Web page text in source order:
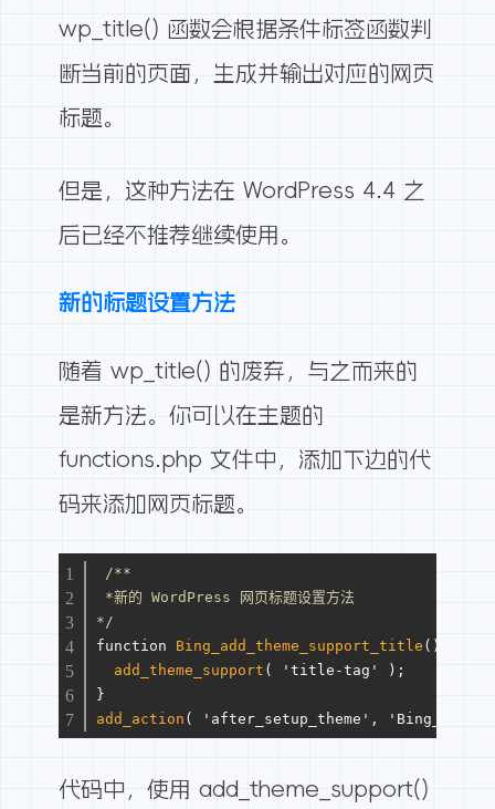
wp_title() 函数会根据条件标签函数判
断当前的页面，生成并输出对应的网页
标题。
但是，这种方法在 WordPress 4.4 之
后已经不推荐继续使用。
新的标题设置方法
随着 wp_title() 的废弃，与之而来的
是新方法。你可以在主题的
functions.php 文件中，添加下边的代
码来添加网页标题。
/**
*新的 WordPress 网页标题设置方法
*/
function Bing_add_theme_support_title (){
add_theme_support ( 'title-tag' );
}
add_action ( 'after_setup_theme',
代码中，使用 add_theme_support()